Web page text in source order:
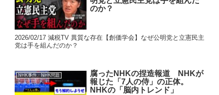
のか？
2026/02/17 減税TV 異質な存在【創価学会】なぜ公明党と立憲民主
党は手を組んだのか？
NHK事件・NHK問題
腐ったNHKの捏造報道 NHKが
報じた「7人の侍」の正体。
NHKの「脳内トレンド」